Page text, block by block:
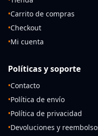
•Carrito de compras
•Checkout
•Mi cuenta
Políticas y soporte
•Contacto
•Política de envío
•Política de privacidad
•Devoluciones y